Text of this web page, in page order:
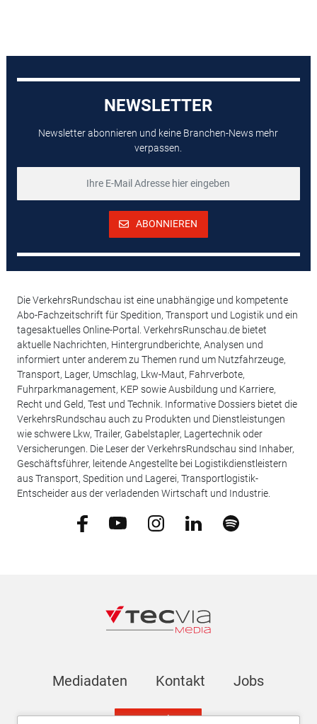
NEWSLETTER
Newsletter abonnieren und keine Branchen-News mehr
verpassen.
ABONNIEREN
Die VerkehrsRundschau ist eine unabhängige und kompetente
Abo-Fachzeitschrift für Spedition, Transport und Logistik und ein
tagesaktuelles Online-Portal. VerkehrsRunschau.de bietet
aktuelle Nachrichten, Hintergrundberichte, Analysen und
informiert unter anderem zu Themen rund um Nutzfahrzeuge,
Transport, Lager, Umschlag, Lkw-Maut, Fahrverbote,
Fuhrparkmanagement, KEP sowie Ausbildung und Karriere,
Recht und Geld, Test und Technik. Informative Dossiers bietet die
VerkehrsRundschau auch zu Produkten und Dienstleistungen
wie schwere Lkw, Trailer, Gabelstapler, Lagertechnik oder
Versicherungen. Die Leser der VerkehrsRundschau sind Inhaber,
Geschäftsführer, leitende Angestellte bei Logistikdienstleistern
aus Transport, Spedition und Lagerei, Transportlogistik-
Entscheider aus der verladenden Wirtschaft und Industrie.
Mediadaten Kontakt Jobs
Newsletter